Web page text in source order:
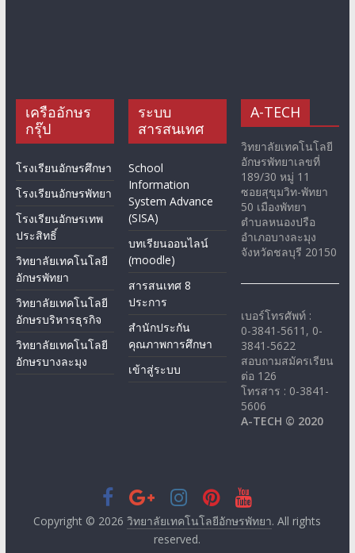
เครืออักษร
กรุ๊ป
โรงเรียนอักษรศึกษา
โรงเรียนอักษรพัทยา
โรงเรียนอักษรเทพ
ประสิทธิ์
วิทยาลัยเทคโนโลยี
อักษรพัทยา
วิทยาลัยเทคโนโลยี
อักษรบริหารธุรกิจ
วิทยาลัยเทคโนโลยี
อักษรบางละมุง
ระบบ
สารสนเทศ
School
Information
System Advance
(SISA)
บทเรียนออนไลน์
(moodle)
สารสนเทศ 8
ประการ
สำนักประกัน
คุณภาพการศึกษา
เข้าสู่ระบบ
A-TECH
วิทยาลัยเทคโนโลยี
อักษรพัทยาเลขที่
189/30 หมู่ 11
ซอยสุขุมวิท-พัทยา
50 เมืองพัทยา
ตำบลหนองปรือ
อำเภอบางละมุง
จังหวัดชลบุรี 20150
เบอร์โทรศัพท์ :
0-3841-5611, 0-
3841-5622
สอบถามสมัครเรียน
ต่อ 126
โทรสาร : 0-3841-
5606
A-TECH © 2020
Copyright © 2026วิทยาลัยเทคโนโลยีอักษรพัทยา. All rights
reserved.